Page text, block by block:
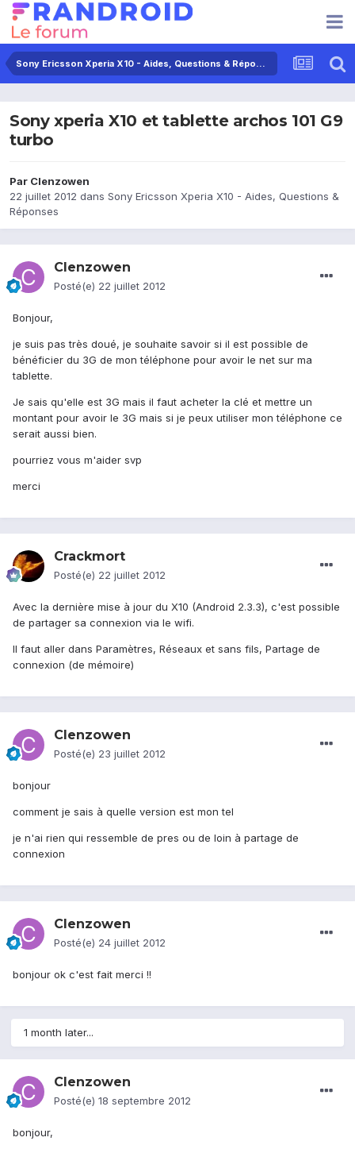
Sony Ericsson Xperia X10 - Aides, Questions & Réponses
Sony xperia X10 et tablette archos 101 G9
turbo
Par Clenzowen
22 juillet 2012 dans Sony Ericsson Xperia X10 - Aides, Questions &
Réponses
Clenzowen
Posté(e) 22 juillet 2012
Bonjour,
je suis pas très doué, je souhaite savoir si il est possible de
bénéficier du 3G de mon téléphone pour avoir le net sur ma
tablette.
Je sais qu'elle est 3G mais il faut acheter la clé et mettre un
montant pour avoir le 3G mais si je peux utiliser mon téléphone ce
serait aussi bien.
pourriez vous m'aider svp
merci
Crackmort
Posté(e) 22 juillet 2012
Avec la dernière mise à jour du X10 (Android 2.3.3), c'est possible
de partager sa connexion via le wifi.
Il faut aller dans Paramètres, Réseaux et sans fils, Partage de
connexion (de mémoire)
Clenzowen
Posté(e) 23 juillet 2012
bonjour
comment je sais à quelle version est mon tel
je n'ai rien qui ressemble de pres ou de loin à partage de
connexion
Clenzowen
Posté(e) 24 juillet 2012
bonjour ok c'est fait merci !!
1 month later...
Clenzowen
Posté(e) 18 septembre 2012
bonjour,